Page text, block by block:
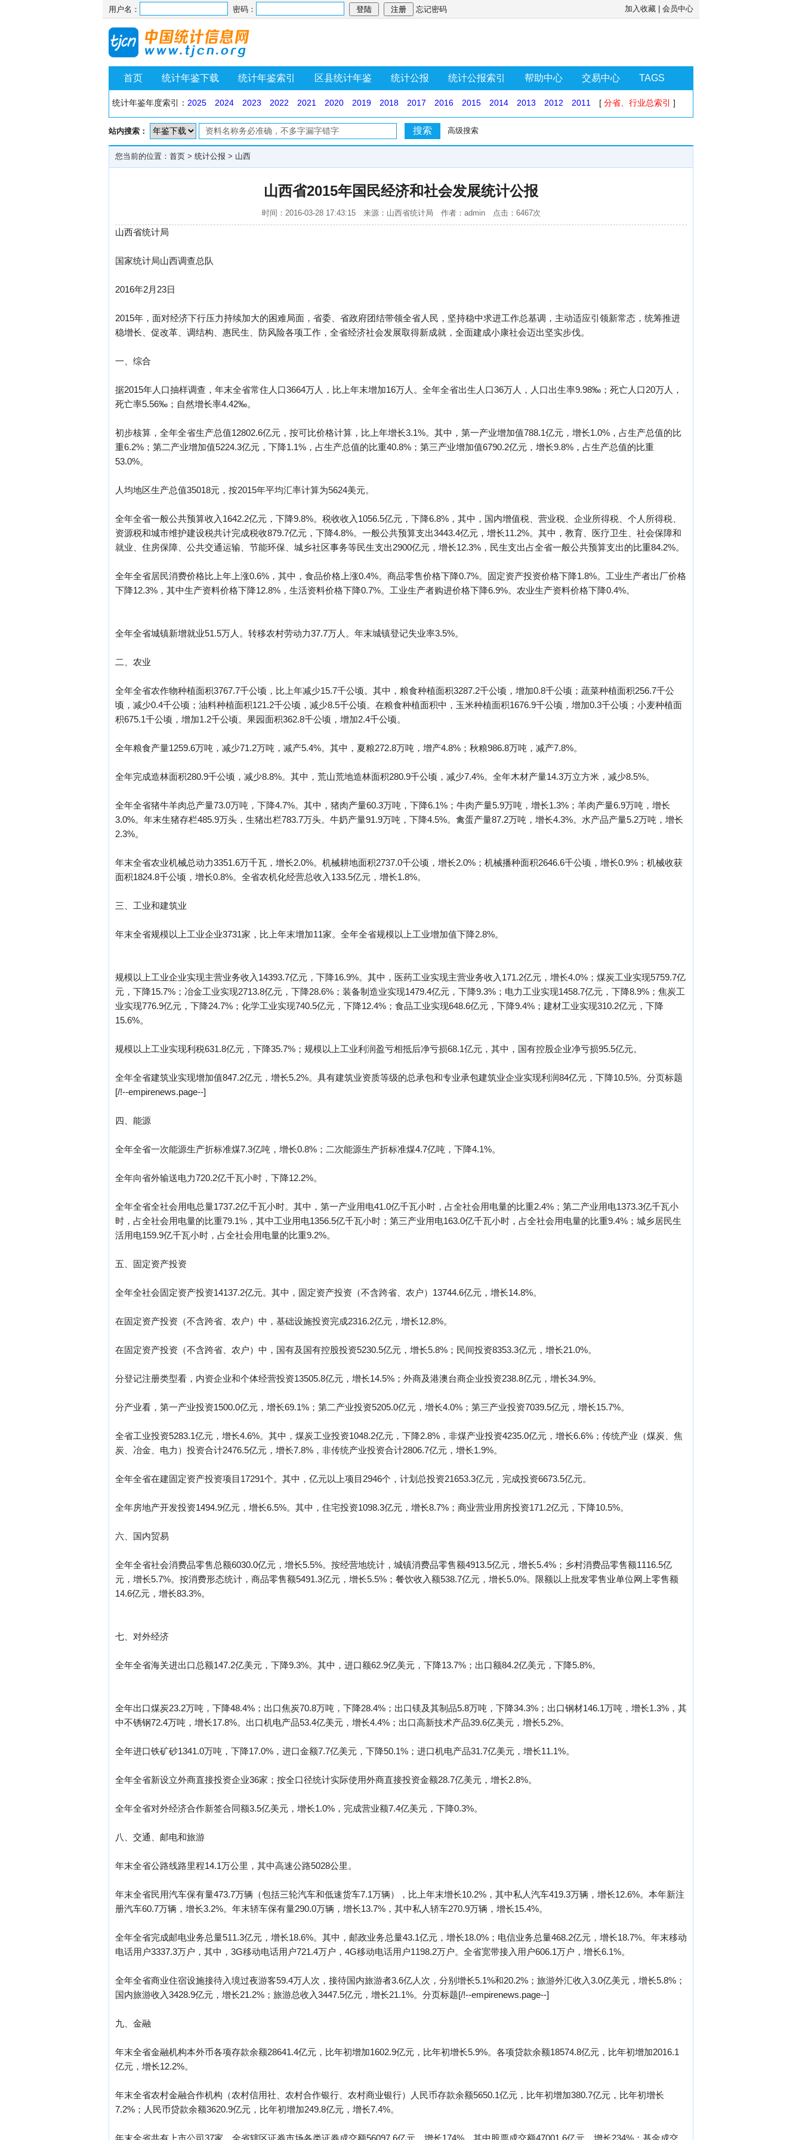
用户名： 密码： 忘记密码 加入收藏 会员中心
首页 统计年鉴下载 统计年鉴索引 区县统计年鉴 统计公报 统计公报索引 帮助中心 交易中心 TAGS
统计年鉴年度索引： 2025 2024 2023 2022 2021 2020 2019 2018 2017 2016 2015 2014 2013 2012 2011 [ 分省、行业总索引 ]
站内搜索： 高级搜索
您当前的位置： 首页 > 统计公报 > 山西
山西省2015年国民经济和社会发展统计公报
时间：2016-03-28 17:43:15 来源：山西省统计局 作者：admin 点击：6467次
山西省统计局
国家统计局山西调查总队
2016年2月23日
2015年，面对经济下行压力持续加大的困难局面，省委、省政府团结带领全省人民，坚持稳中求进工作总基调，主动适应引领新常态，统筹推进
稳增长、促改革、调结构、惠民生、防风险各项工作，全省经济社会发展取得新成就，全面建成小康社会迈出坚实步伐。
一、综合
据2015年人口抽样调查，年末全省常住人口3664万人，比上年末增加16万人。全年全省出生人口36万人，人口出生率9.98‰；死亡人口20万人，
死亡率5.56‰；自然增长率4.42‰。
初步核算，全年全省生产总值12802.6亿元，按可比价格计算，比上年增长3.1%。其中，第一产业增加值788.1亿元，增长1.0%，占生产总值的比
重6.2%；第二产业增加值5224.3亿元，下降1.1%，占生产总值的比重40.8%；第三产业增加值6790.2亿元，增长9.8%，占生产总值的比重
53.0%。
人均地区生产总值35018元，按2015年平均汇率计算为5624美元。
全年全省一般公共预算收入1642.2亿元，下降9.8%。税收收入1056.5亿元，下降6.8%，其中，国内增值税、营业税、企业所得税、个人所得税、
资源税和城市维护建设税共计完成税收879.7亿元，下降4.8%。一般公共预算支出3443.4亿元，增长11.2%。其中，教育、医疗卫生、社会保障和
就业、住房保障、公共交通运输、节能环保、城乡社区事务等民生支出2900亿元，增长12.3%，民生支出占全省一般公共预算支出的比重84.2%。
全年全省居民消费价格比上年上涨0.6%，其中，食品价格上涨0.4%。商品零售价格下降0.7%。固定资产投资价格下降1.8%。工业生产者出厂价格
下降12.3%，其中生产资料价格下降12.8%，生活资料价格下降0.7%。工业生产者购进价格下降6.9%。农业生产资料价格下降0.4%。
全年全省城镇新增就业51.5万人。转移农村劳动力37.7万人。年末城镇登记失业率3.5%。
二、农业
全年全省农作物种植面积3767.7千公顷，比上年减少15.7千公顷。其中，粮食种植面积3287.2千公顷，增加0.8千公顷；蔬菜种植面积256.7千公
顷，减少0.4千公顷；油料种植面积121.2千公顷，减少8.5千公顷。在粮食种植面积中，玉米种植面积1676.9千公顷，增加0.3千公顷；小麦种植面
积675.1千公顷，增加1.2千公顷。果园面积362.8千公顷，增加2.4千公顷。
全年粮食产量1259.6万吨，减少71.2万吨，减产5.4%。其中，夏粮272.8万吨，增产4.8%；秋粮986.8万吨，减产7.8%。
全年完成造林面积280.9千公顷，减少8.8%。其中，荒山荒地造林面积280.9千公顷，减少7.4%。全年木材产量14.3万立方米，减少8.5%。
全年全省猪牛羊肉总产量73.0万吨，下降4.7%。其中，猪肉产量60.3万吨，下降6.1%；牛肉产量5.9万吨，增长1.3%；羊肉产量6.9万吨，增长
3.0%。年末生猪存栏485.9万头，生猪出栏783.7万头。牛奶产量91.9万吨，下降4.5%。禽蛋产量87.2万吨，增长4.3%。水产品产量5.2万吨，增长
2.3%。
年末全省农业机械总动力3351.6万千瓦，增长2.0%。机械耕地面积2737.0千公顷，增长2.0%；机械播种面积2646.6千公顷，增长0.9%；机械收获
面积1824.8千公顷，增长0.8%。全省农机化经营总收入133.5亿元，增长1.8%。
三、工业和建筑业
年末全省规模以上工业企业3731家，比上年末增加11家。全年全省规模以上工业增加值下降2.8%。
规模以上工业企业实现主营业务收入14393.7亿元，下降16.9%。其中，医药工业实现主营业务收入171.2亿元，增长4.0%；煤炭工业实现5759.7亿
元，下降15.7%；冶金工业实现2713.8亿元，下降28.6%；装备制造业实现1479.4亿元，下降9.3%；电力工业实现1458.7亿元，下降8.9%；焦炭工
业实现776.9亿元，下降24.7%；化学工业实现740.5亿元，下降12.4%；食品工业实现648.6亿元，下降9.4%；建材工业实现310.2亿元，下降
15.6%。
规模以上工业实现利税631.8亿元，下降35.7%；规模以上工业利润盈亏相抵后净亏损68.1亿元，其中，国有控股企业净亏损95.5亿元。
全年全省建筑业实现增加值847.2亿元，增长5.2%。具有建筑业资质等级的总承包和专业承包建筑业企业实现利润84亿元，下降10.5%。分页标题
[/!--empirenews.page--]
四、能源
全年全省一次能源生产折标准煤7.3亿吨，增长0.8%；二次能源生产折标准煤4.7亿吨，下降4.1%。
全年向省外输送电力720.2亿千瓦小时，下降12.2%。
全年全省全社会用电总量1737.2亿千瓦小时。其中，第一产业用电41.0亿千瓦小时，占全社会用电量的比重2.4%；第二产业用电1373.3亿千瓦小
时，占全社会用电量的比重79.1%，其中工业用电1356.5亿千瓦小时；第三产业用电163.0亿千瓦小时，占全社会用电量的比重9.4%；城乡居民生
活用电159.9亿千瓦小时，占全社会用电量的比重9.2%。
五、固定资产投资
全年全社会固定资产投资14137.2亿元。其中，固定资产投资（不含跨省、农户）13744.6亿元，增长14.8%。
在固定资产投资（不含跨省、农户）中，基础设施投资完成2316.2亿元，增长12.8%。
在固定资产投资（不含跨省、农户）中，国有及国有控股投资5230.5亿元，增长5.8%；民间投资8353.3亿元，增长21.0%。
分登记注册类型看，内资企业和个体经营投资13505.8亿元，增长14.5%；外商及港澳台商企业投资238.8亿元，增长34.9%。
分产业看，第一产业投资1500.0亿元，增长69.1%；第二产业投资5205.0亿元，增长4.0%；第三产业投资7039.5亿元，增长15.7%。
全省工业投资5283.1亿元，增长4.6%。其中，煤炭工业投资1048.2亿元，下降2.8%，非煤产业投资4235.0亿元，增长6.6%；传统产业（煤炭、焦
炭、冶金、电力）投资合计2476.5亿元，增长7.8%，非传统产业投资合计2806.7亿元，增长1.9%。
全年全省在建固定资产投资项目17291个。其中，亿元以上项目2946个，计划总投资21653.3亿元，完成投资6673.5亿元。
全年房地产开发投资1494.9亿元，增长6.5%。其中，住宅投资1098.3亿元，增长8.7%；商业营业用房投资171.2亿元，下降10.5%。
六、国内贸易
全年全省社会消费品零售总额6030.0亿元，增长5.5%。按经营地统计，城镇消费品零售额4913.5亿元，增长5.4%；乡村消费品零售额1116.5亿
元，增长5.7%。按消费形态统计，商品零售额5491.3亿元，增长5.5%；餐饮收入额538.7亿元，增长5.0%。限额以上批发零售业单位网上零售额
14.6亿元，增长83.3%。
七、对外经济
全年全省海关进出口总额147.2亿美元，下降9.3%。其中，进口额62.9亿美元，下降13.7%；出口额84.2亿美元，下降5.8%。
全年出口煤炭23.2万吨，下降48.4%；出口焦炭70.8万吨，下降28.4%；出口镁及其制品5.8万吨，下降34.3%；出口钢材146.1万吨，增长1.3%，其
中不锈钢72.4万吨，增长17.8%。出口机电产品53.4亿美元，增长4.4%；出口高新技术产品39.6亿美元，增长5.2%。
全年进口铁矿砂1341.0万吨，下降17.0%，进口金额7.7亿美元，下降50.1%；进口机电产品31.7亿美元，增长11.1%。
全年全省新设立外商直接投资企业36家；按全口径统计实际使用外商直接投资金额28.7亿美元，增长2.8%。
全年全省对外经济合作新签合同额3.5亿美元，增长1.0%，完成营业额7.4亿美元，下降0.3%。
八、交通、邮电和旅游
年末全省公路线路里程14.1万公里，其中高速公路5028公里。
年末全省民用汽车保有量473.7万辆（包括三轮汽车和低速货车7.1万辆），比上年末增长10.2%，其中私人汽车419.3万辆，增长12.6%。本年新注
册汽车60.7万辆，增长3.2%。年末轿车保有量290.0万辆，增长13.7%，其中私人轿车270.9万辆，增长15.4%。
全年全省完成邮电业务总量511.3亿元，增长18.6%。其中，邮政业务总量43.1亿元，增长18.0%；电信业务总量468.2亿元，增长18.7%。年末移动
电话用户3337.3万户，其中，3G移动电话用户721.4万户，4G移动电话用户1198.2万户。全省宽带接入用户606.1万户，增长6.1%。
全年全省商业住宿设施接待入境过夜游客59.4万人次，接待国内旅游者3.6亿人次，分别增长5.1%和20.2%；旅游外汇收入3.0亿美元，增长5.8%；
国内旅游收入3428.9亿元，增长21.2%；旅游总收入3447.5亿元，增长21.1%。分页标题[/!--empirenews.page--]
九、金融
年末全省金融机构本外币各项存款余额28641.4亿元，比年初增加1602.9亿元，比年初增长5.9%。各项贷款余额18574.8亿元，比年初增加2016.1
亿元，增长12.2%。
年末全省农村金融合作机构（农村信用社、农村合作银行、农村商业银行）人民币存款余额5650.1亿元，比年初增加380.7亿元，比年初增长
7.2%；人民币贷款余额3620.9亿元，比年初增加249.8亿元，增长7.4%。
年末全省共有上市公司37家。全省辖区证券市场各类证券成交额56097.6亿元，增长174%。其中股票成交额47001.6亿元，增长234%；基金成交